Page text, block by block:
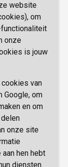
website
om
onze
is jouw
van
Google, om
en om
onze site
hen hebt
diensten
en